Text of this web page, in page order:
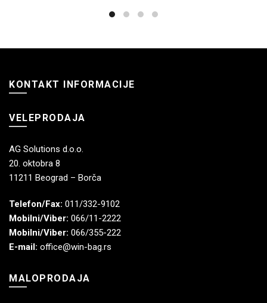
KONTAKT INFORMACIJE
VELEPRODAJA
AG Solutions d.o.o.
20. oktobra 8
11211 Beograd – Borča
Telefon/Fax: 011/332-9102
Mobilni/Viber: 066/11-2222
Mobilni/Viber: 066/355-222
E-mail: office@win-bag.rs
MALOPRODAJA